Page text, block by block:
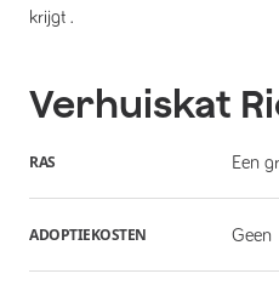
krijgt .
Verhuiskat
RAS Een
ADOPTIEKOSTEN Geen